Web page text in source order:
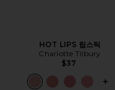
HOT LIPS 립스틱
Charlotte Tilbury
$37